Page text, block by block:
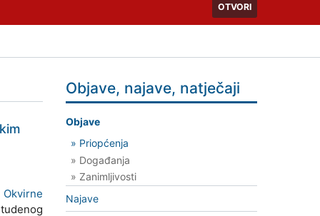
OTVORI
Objave, najave, natječaji
Objave
» Priopćenja
» Događanja
» Zanimljivosti
Najave